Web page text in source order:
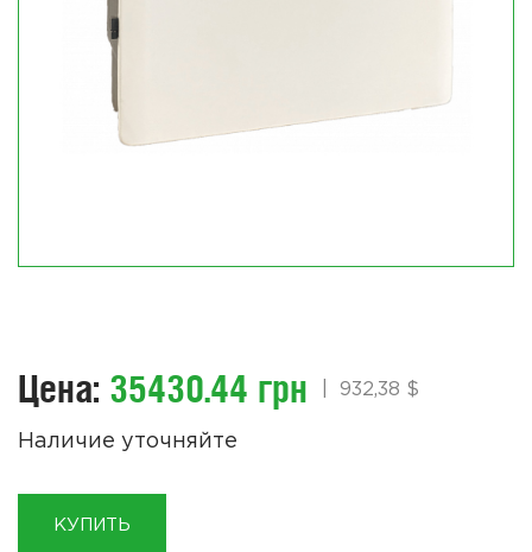
Цена: 35430.44 грн 932,38 $
Наличие уточняйте
КУПИТЬ